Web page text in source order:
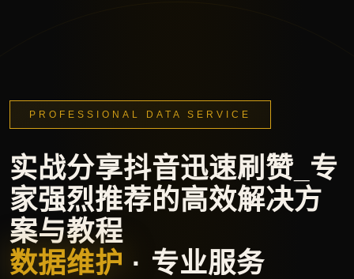
PROFESSIONAL DATA SERVICE
实战分享抖音迅速刷赞_专
家强烈推荐的高效解决方
案与教程
数据维护 · 专业服务